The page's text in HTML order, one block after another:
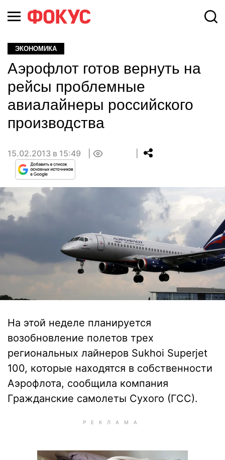
ЭКОНОМИКА
Аэрофлот готов вернуть на
рейсы проблемные
авиалайнеры российского
производства
15.02.2013 в 15:49
На этой неделе планируется
возобновление полетов трех
региональных лайнеров Sukhoi Superjet
100, которые находятся в собственности
Аэрофлота, сообщила компания
Гражданские самолеты Сухого (ГСС).